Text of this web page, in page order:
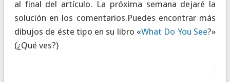
al final del artículo. La próxima semana dejaré la
solución en los comentarios.Puedes encontrar más
dibujos de éste tipo en su libro «What Do You See?»
(¿Qué ves?)